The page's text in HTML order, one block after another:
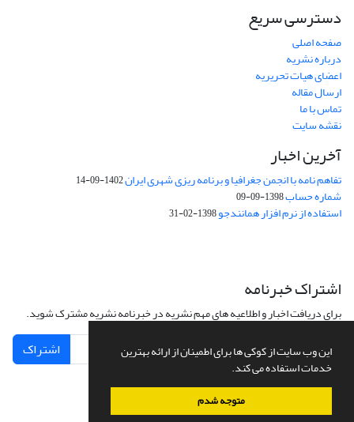
این وب سایت از کوکی ها برای اطمینان از ارائه بهترین
خدمات استفاده می کند.
متوجه شدم
دسترسی سریع
صفحه اصلی
درباره نشریه
اعضای هیات تحریریه
ارسال مقاله
تماس با ما
نقشه سایت
آخرین اخبار
تفاهم نامه با انجمن جغرافیا و برنامه ریزی شهری ایران1402-09-14
شماره حساب1398-09-09
استفاده از نرم افزار همانندجو1398-02-31
اشتراک خبرنامه
برای دریافت اخبار و اطلاعیه های مهم نشریه در خبرنامه نشریه مشترک شوید.
اشتراک
سامانه مدیریت نشریات علمی.طراحی و پیاده سازی ازسیناوب